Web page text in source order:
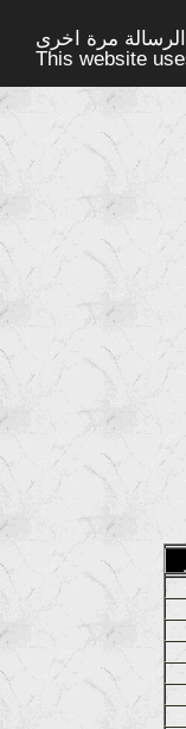
مرة اخرى -
This website